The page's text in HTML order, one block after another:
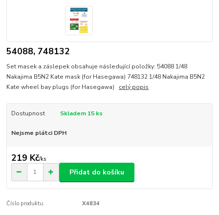
54088, 748132
Set masek a záslepek obsahuje následující položky: 54088 1/48
Nakajima B5N2 Kate mask (for Hasegawa) 748132 1/48 Nakajima B5N2
Kate wheel bay plugs (for Hasegawa) celý popis
Dostupnost Skladem 15 ks
Nejsme plátci DPH
219 Kč/ks
Přidat do košíku
Číslo produktu: X4834